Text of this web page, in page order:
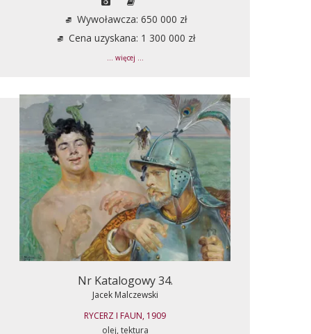
Wywoławcza: 650 000 zł
Cena uzyskana: 1 300 000 zł
... więcej ...
Nr Katalogowy 34.
Jacek Malczewski
RYCERZ I FAUN, 1909
olej, tektura